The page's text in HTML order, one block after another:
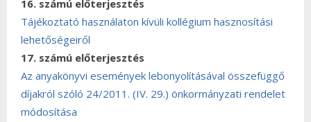
16. számú előterjesztés
Tájékoztató használaton kívüli kollégium hasznosítási
lehetőségeiről
17. számú előterjesztés
Az anyakönyvi események lebonyolításával összefüggő
díjakról szóló 24/2011. (IV. 29.) önkormányzati rendelet
módosítása